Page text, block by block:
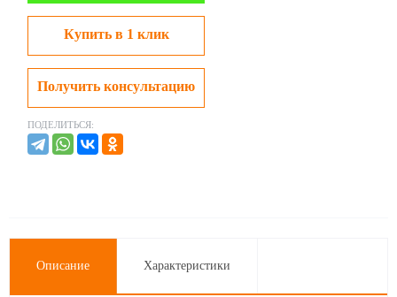
Купить в 1 клик
Получить консультацию
ПОДЕЛИТЬСЯ:
Описание Характеристики